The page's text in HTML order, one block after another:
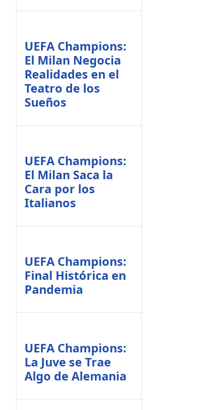
UEFA Champions:
El Milan Negocia
Realidades en el
Teatro de los
Sueños
UEFA Champions:
El Milan Saca la
Cara por los
Italianos
UEFA Champions:
Final Histórica en
Pandemia
UEFA Champions:
La Juve se Trae
Algo de Alemania